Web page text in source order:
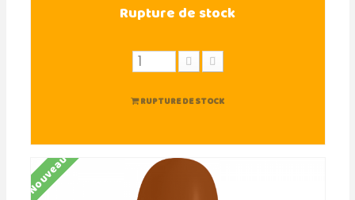
Rupture de stock
RUPTURE DE STOCK
Nouveau